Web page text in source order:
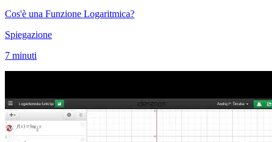
Cos'è una Funzione Logaritmica?
Spiegazione
7 minuti